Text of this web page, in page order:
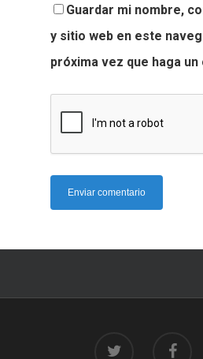
Guardar mi nombre,
y sitio web en este
próxima vez que haga